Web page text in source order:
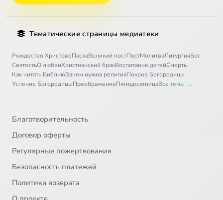
Тематические страницы медиатеки
Рождество ХристовоПасхаВеликий постПостМолитваЛитургияБог
СвятостьО любвиХристианский бракВоспитание детейСмерть
Как читать БиблиюЗачем нужна религияПокров Богородицы
Успение БогородицыПреображениеПятидесятницаВсе темы →
Благотворительность
Договор оферты
Регулярные пожертвования
Безопасность платежей
Политика возврата